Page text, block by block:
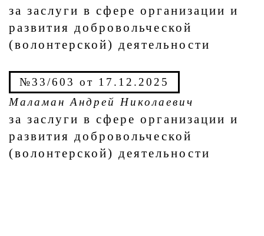
за заслуги в сфере организации и
развития добровольческой
(волонтерской) деятельности
№33/603 от 17.12.2025
Маламан Андрей Николаевич
за заслуги в сфере организации и
развития добровольческой
(волонтерской) деятельности